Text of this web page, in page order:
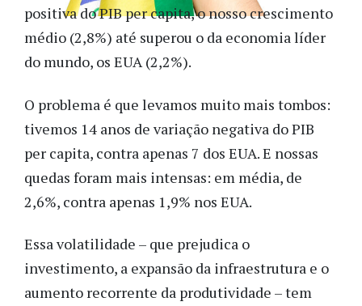
positiva do PIB per capita, o nosso crescimento
médio (2,8%) até superou o da economia líder
do mundo, os EUA (2,2%).
O problema é que levamos muito mais tombos:
tivemos 14 anos de variação negativa do PIB
per capita, contra apenas 7 dos EUA. E nossas
quedas foram mais intensas: em média, de
2,6%, contra apenas 1,9% nos EUA.
Essa volatilidade – que prejudica o
investimento, a expansão da infraestrutura e o
aumento recorrente da produtividade – tem